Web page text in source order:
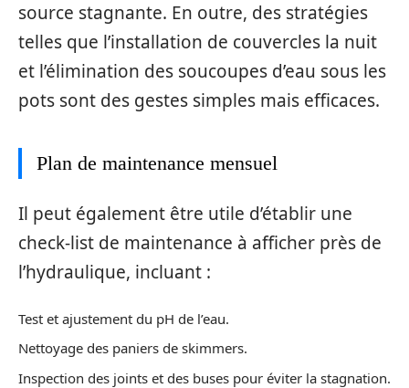
source stagnante. En outre, des stratégies
telles que l’installation de couvercles la nuit
et l’élimination des soucoupes d’eau sous les
pots sont des gestes simples mais efficaces.
Plan de maintenance mensuel
Il peut également être utile d’établir une
check-list de maintenance à afficher près de
l’hydraulique, incluant :
Test et ajustement du pH de l’eau.
Nettoyage des paniers de skimmers.
Inspection des joints et des buses pour éviter la stagnation.